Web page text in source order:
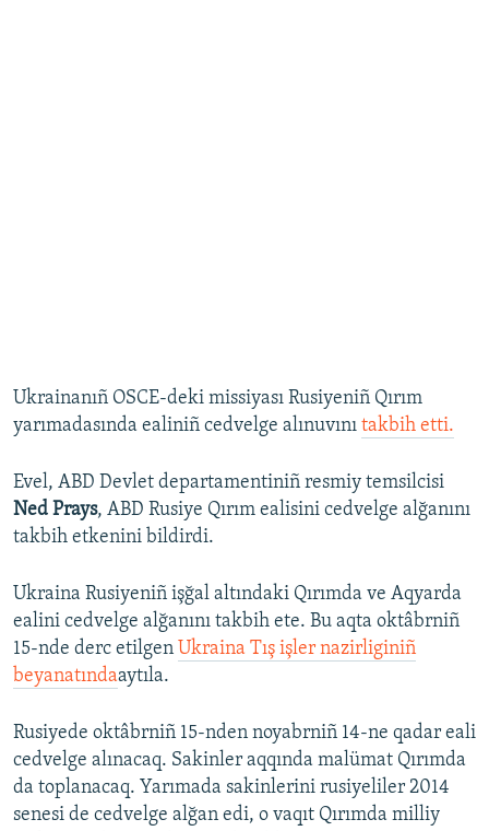
Ukrainanıñ OSCE-deki missiyası Rusiyeniñ Qırım
yarımadasında ealiniñ cedvelge alınuvını takbih etti.
Evel, ABD Devlet departamentiniñ resmiy temsilcisi
Ned Prays, ABD Rusiye Qırım ealisini cedvelge alğanını
takbih etkenini bildirdi.
Ukraina Rusiyeniñ işğal altındaki Qırımda ve Aqyarda
ealini cedvelge alğanını takbih ete. Bu aqta oktâbrniñ
15-nde derc etilgen Ukraina Tış işler nazirliginiñ
beyanatındaaytıla.
Rusiyede oktâbrniñ 15-nden noyabrniñ 14-ne qadar eali
cedvelge alınacaq. Sakinler aqqında malümat Qırımda
da toplanacaq. Yarımada sakinlerini rusiyeliler 2014
senesi de cedvelge alğan edi, o vaqıt Qırımda milliy